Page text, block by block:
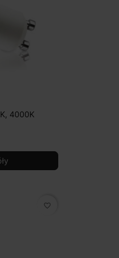
4000K
favorite_border